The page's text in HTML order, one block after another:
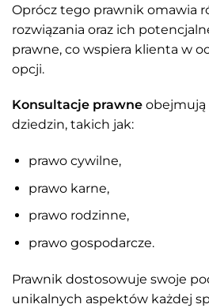
Oprócz tego prawnik omawia
rozwiązania oraz ich
prawne, co wspiera klienta w
opcji.
Konsultacje prawne obejmują
dziedzin, takich jak:
prawo cywilne,
prawo karne,
prawo rodzinne,
prawo gospodarcze.
Prawnik dostosowuje swoje
unikalnych aspektów każdej